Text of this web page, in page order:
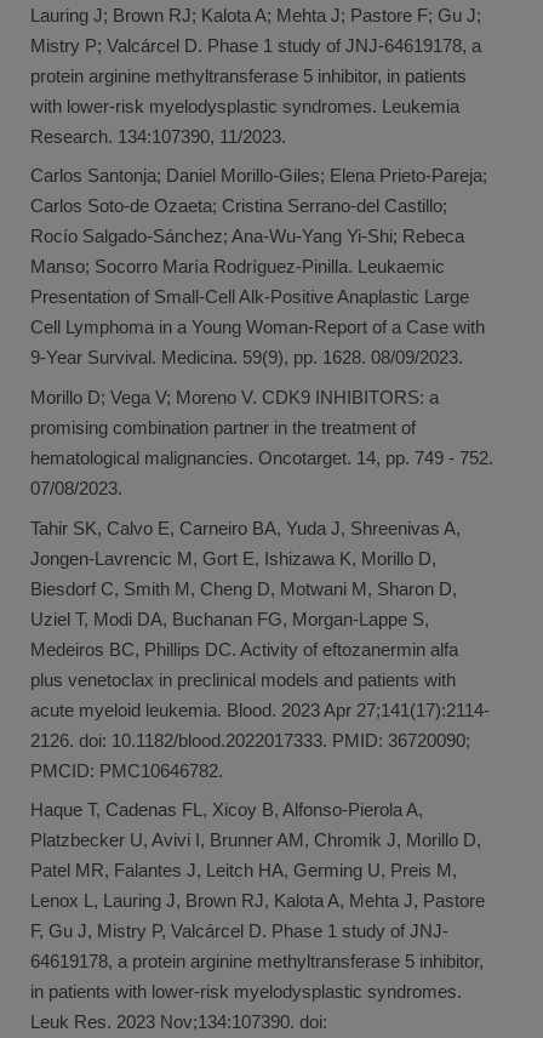
Lauring J; Brown RJ; Kalota A; Mehta J; Pastore F; Gu J;
Mistry P; Valcárcel D. Phase 1 study of JNJ-64619178, a
protein arginine methyltransferase 5 inhibitor, in patients
with lower-risk myelodysplastic syndromes. Leukemia
Research. 134:107390, 11/2023.
Carlos Santonja; Daniel Morillo-Giles; Elena Prieto-Pareja;
Carlos Soto-de Ozaeta; Cristina Serrano-del Castillo;
Rocío Salgado-Sánchez; Ana-Wu-Yang Yi-Shi; Rebeca
Manso; Socorro María Rodríguez-Pinilla. Leukaemic
Presentation of Small-Cell Alk-Positive Anaplastic Large
Cell Lymphoma in a Young Woman-Report of a Case with
9-Year Survival. Medicina. 59(9), pp. 1628. 08/09/2023.
Morillo D; Vega V; Moreno V. CDK9 INHIBITORS: a
promising combination partner in the treatment of
hematological malignancies. Oncotarget. 14, pp. 749 - 752.
07/08/2023.
Tahir SK, Calvo E, Carneiro BA, Yuda J, Shreenivas A,
Jongen-Lavrencic M, Gort E, Ishizawa K, Morillo D,
Biesdorf C, Smith M, Cheng D, Motwani M, Sharon D,
Uziel T, Modi DA, Buchanan FG, Morgan-Lappe S,
Medeiros BC, Phillips DC. Activity of eftozanermin alfa
plus venetoclax in preclinical models and patients with
acute myeloid leukemia. Blood. 2023 Apr 27;141(17):2114-
2126. doi: 10.1182/blood.2022017333. PMID: 36720090;
PMCID: PMC10646782.
Haque T, Cadenas FL, Xicoy B, Alfonso-Pierola A,
Platzbecker U, Avivi I, Brunner AM, Chromik J, Morillo D,
Patel MR, Falantes J, Leitch HA, Germing U, Preis M,
Lenox L, Lauring J, Brown RJ, Kalota A, Mehta J, Pastore
F, Gu J, Mistry P, Valcárcel D. Phase 1 study of JNJ-
64619178, a protein arginine methyltransferase 5 inhibitor,
in patients with lower-risk myelodysplastic syndromes.
Leuk Res. 2023 Nov;134:107390. doi: